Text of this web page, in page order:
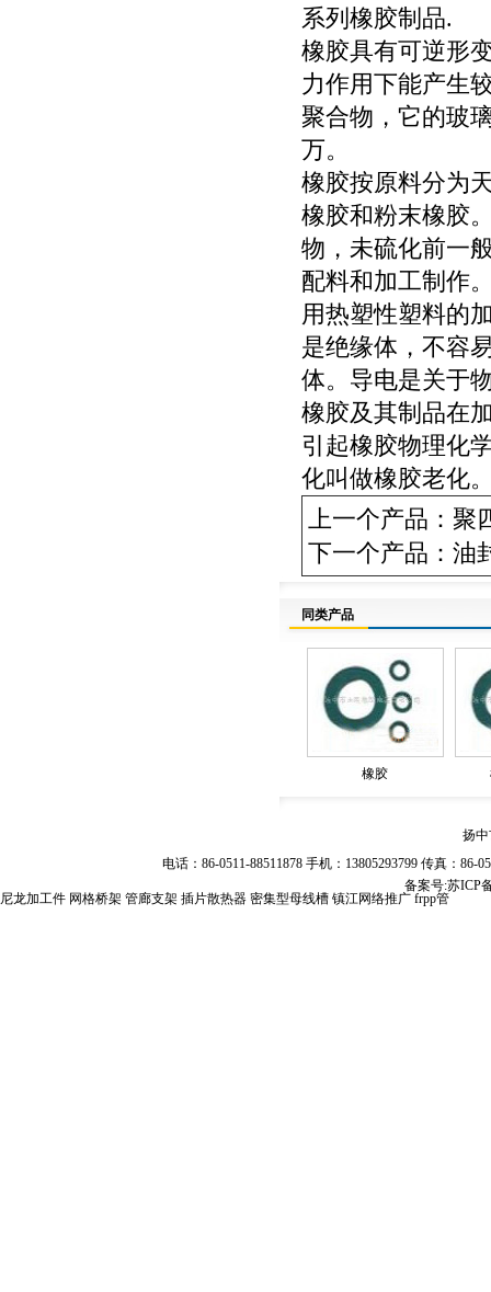
系列橡胶制品.
橡胶具有可逆形
力作用下能产生
聚合物，它的玻
万。
橡胶按原料分为
橡胶和粉末橡胶
物，未硫化前一
配料和加工制作
用热塑性塑料的
是绝缘体，不容
体。导电是关于
橡胶及其制品在
引起橡胶物理化
化叫做橡胶老化
上一个产品： 聚
下一个产品： 油
同类产品
橡胶
扬
电话：86-0511-88511878 手机：13805293799 传真：
备案号:苏ICP
尼龙加工件 网格桥架 管廊支架 插片散热器 密集型母线槽 镇江网络推广 frpp管